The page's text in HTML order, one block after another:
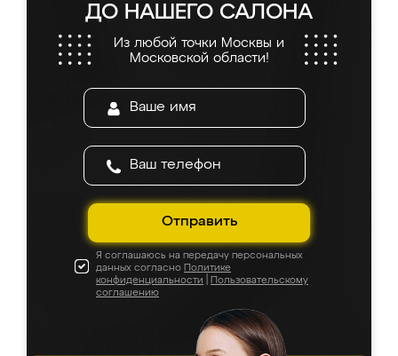
ДО НАШЕГО САЛОНА
Из любой точки Москвы и
Московской области!
Отправить
Я соглашаюсь на передачу персональных
данных согласно Политике
конфиденциальности
Пользовательскому
соглашению